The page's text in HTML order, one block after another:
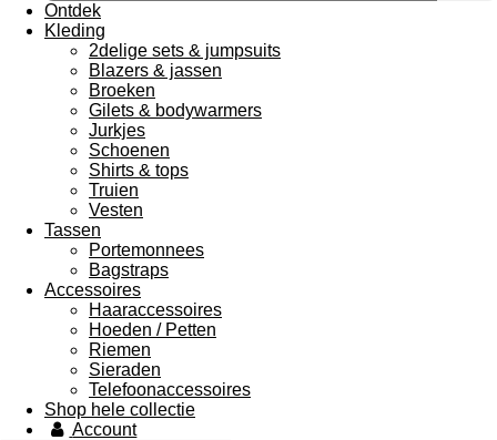
Ontdek
Kleding
2delige sets & jumpsuits
Blazers & jassen
Broeken
Gilets & bodywarmers
Jurkjes
Schoenen
Shirts & tops
Truien
Vesten
Tassen
Portemonnees
Bagstraps
Accessoires
Haaraccessoires
Hoeden / Petten
Riemen
Sieraden
Telefoonaccessoires
Shop hele collectie
Account